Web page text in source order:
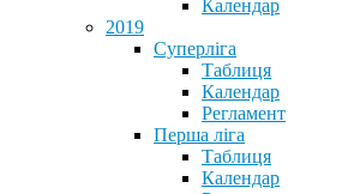
Календар
2019
Суперліга
Таблиця
Календар
Регламент
Перша ліга
Таблиця
Календар